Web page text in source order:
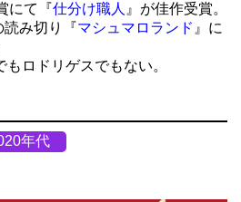
にて『仕分け職人 』が佳作受賞。
読み切り『マシュマロランド 』に
ロドリゲスでもない。
年代